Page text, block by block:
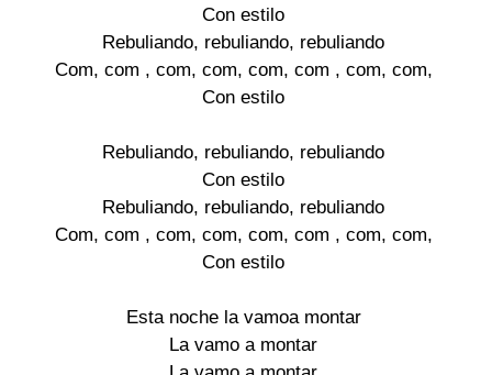
Con estilo
Rebuliando, rebuliando, rebuliando
Com, com , com, com, com, com , com, com,
Con estilo
Rebuliando, rebuliando, rebuliando
Con estilo
Rebuliando, rebuliando, rebuliando
Com, com , com, com, com, com , com, com,
Con estilo
Esta noche la vamoa montar
La vamo a montar